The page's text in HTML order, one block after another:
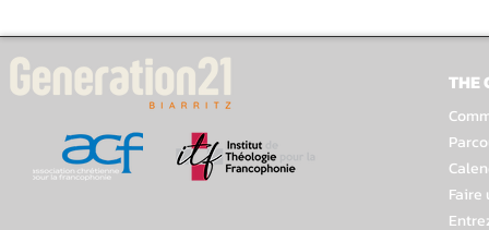
THE
Faire